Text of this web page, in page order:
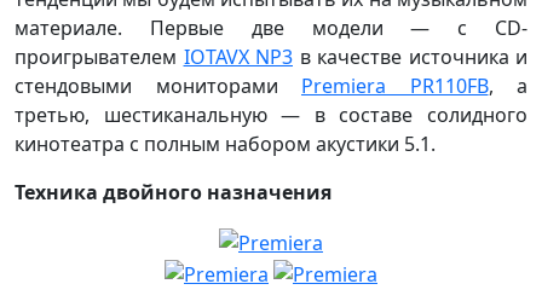
материале. Первые две модели — с CD-
проигрывателем IOTAVX NP3 в качестве источника и
стендовыми мониторами Premiera PR110FB, а
третью, шестиканальную — в составе солидного
кинотеатра с полным набором акустики 5.1.
Техника двойного назначения